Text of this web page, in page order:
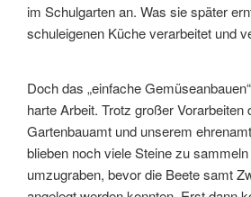
im Schulgarten an. Was sie später
schuleigenen Küche verarbeitet und
Doch das „einfache
harte Arbeit. Trotz großer Vorarbeiten
Gartenbauamt und unserem
blieben noch viele Steine zu
umzugraben, bevor die Beete samt